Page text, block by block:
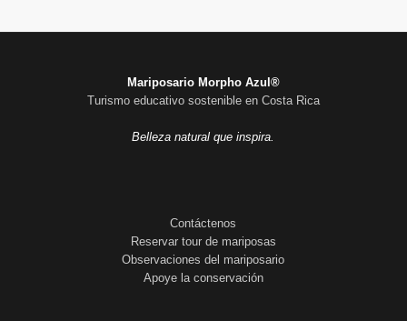
Mariposario Morpho Azul®
Turismo educativo sostenible en Costa Rica
Belleza natural que inspira.
Contáctenos
Reservar tour de mariposas
Observaciones del mariposario
Apoye la conservación